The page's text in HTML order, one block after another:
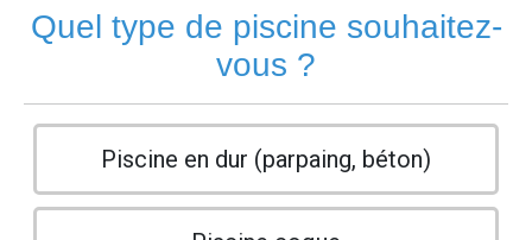
Quel type de piscine souhaitez-
vous ?
Piscine en dur (parpaing, béton)